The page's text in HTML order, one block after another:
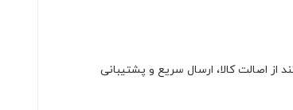
اصالت کالا، ارسال سریع و پشتیبانی